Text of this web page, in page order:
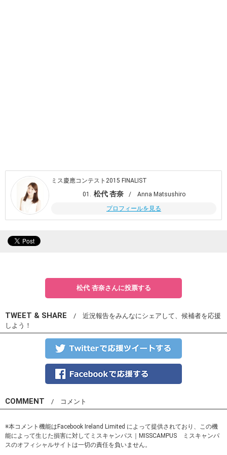
ミス慶應コンテスト2015 FINALIST
01. 松代 杏奈
/ Anna Matsushiro
プロフィールを見る
松代 杏奈さんに投票する
TWEET & SHARE / 近況報告をみんなにシェアして、候補者を応援
しよう！
COMMENT / コメント
※本コメント機能はFacebook Ireland Limited によって提供されており、この機
能によって生じた損害に対してミスキャンパス｜MISSCAMPUS ミスキャンパ
スのオフィシャルサイトは一切の責任を負いません。